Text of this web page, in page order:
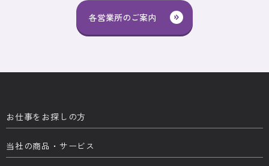
各営業所のご案内
お仕事をお探しの方
当社の商品・サービス